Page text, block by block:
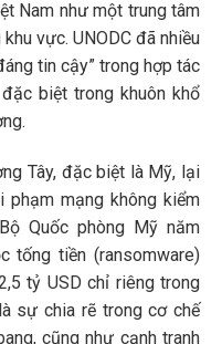
Nam như một trung tâm
vực. UNODC đã nhiều
tin cậy” trong hợp tác
biệt trong khuôn khổ
Tây, đặc biệt là Mỹ, lại
mạng không kiểm
Quốc phòng Mỹ năm
tống tiền (ransomware)
tỷ USD chỉ riêng trong
sự chia rẽ trong cơ chế
cũng như cạnh tranh